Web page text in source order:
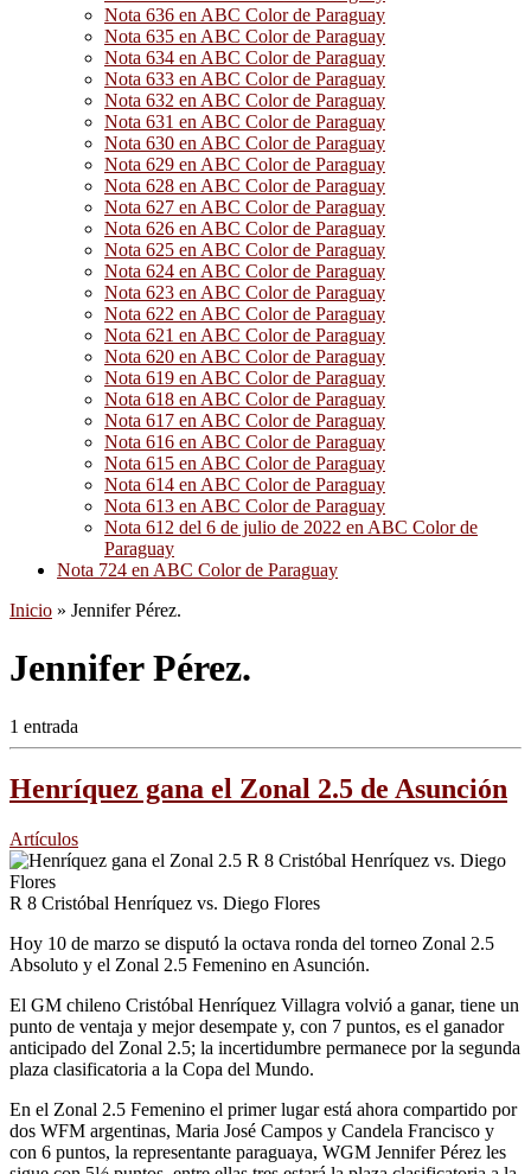
Nota 636 en ABC Color de Paraguay
Nota 635 en ABC Color de Paraguay
Nota 634 en ABC Color de Paraguay
Nota 633 en ABC Color de Paraguay
Nota 632 en ABC Color de Paraguay
Nota 631 en ABC Color de Paraguay
Nota 630 en ABC Color de Paraguay
Nota 629 en ABC Color de Paraguay
Nota 628 en ABC Color de Paraguay
Nota 627 en ABC Color de Paraguay
Nota 626 en ABC Color de Paraguay
Nota 625 en ABC Color de Paraguay
Nota 624 en ABC Color de Paraguay
Nota 623 en ABC Color de Paraguay
Nota 622 en ABC Color de Paraguay
Nota 621 en ABC Color de Paraguay
Nota 620 en ABC Color de Paraguay
Nota 619 en ABC Color de Paraguay
Nota 618 en ABC Color de Paraguay
Nota 617 en ABC Color de Paraguay
Nota 616 en ABC Color de Paraguay
Nota 615 en ABC Color de Paraguay
Nota 614 en ABC Color de Paraguay
Nota 613 en ABC Color de Paraguay
Nota 612 del 6 de julio de 2022 en ABC Color de
Paraguay
Nota 724 en ABC Color de Paraguay
Inicio » Jennifer Pérez.
Jennifer Pérez.
1 entrada
Henríquez gana el Zonal 2.5 de Asunción
Artículos
R 8 Cristóbal Henríquez vs. Diego Flores
Hoy 10 de marzo se disputó la octava ronda del torneo Zonal 2.5
Absoluto y el Zonal 2.5 Femenino en Asunción.
El GM chileno Cristóbal Henríquez Villagra volvió a ganar, tiene un
punto de ventaja y mejor desempate y, con 7 puntos, es el ganador
anticipado del Zonal 2.5; la incertidumbre permanece por la segunda
plaza clasificatoria a la Copa del Mundo.
En el Zonal 2.5 Femenino el primer lugar está ahora compartido por
dos WFM argentinas, Maria José Campos y Candela Francisco y
con 6 puntos, la representante paraguaya, WGM Jennifer Pérez les